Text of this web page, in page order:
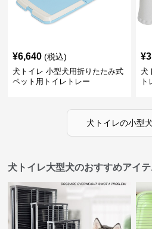
¥6,640 (税込)
犬トイレ 小型犬用折りたたみ式
ペット用トイレトレー
¥
犬
ト
犬トイレの小型犬
犬トイレ大型犬のおすすめアイテ